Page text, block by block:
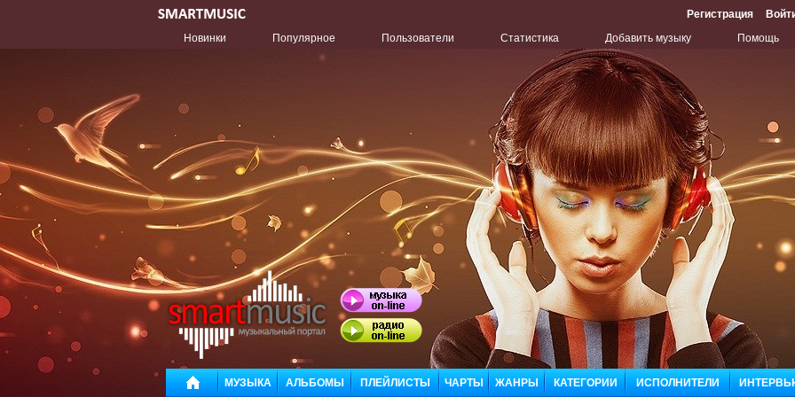
Регистрация
Новинки
Популярное Пользователи Статистика Добавить музыку Помощь
МУЗЫКА АЛЬБОМЫ ПЛЕЙЛИСТЫ ЧАРТЫ ЖАНРЫ КАТЕГОРИИ ИСПОЛНИТЕЛИ